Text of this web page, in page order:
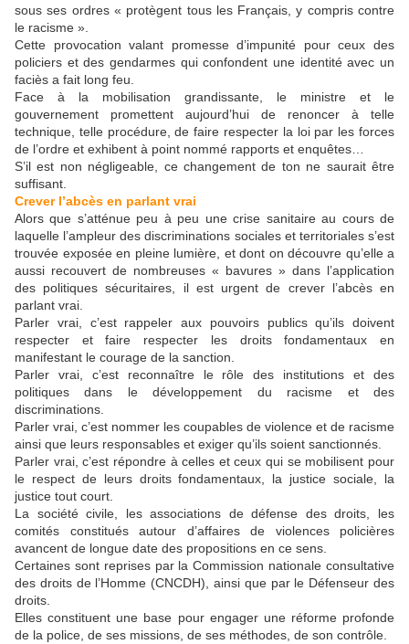
sous ses ordres « protègent tous les Français, y compris contre
le racisme ».
Cette provocation valant promesse d’impunité pour ceux des
policiers et des gendarmes qui confondent une identité avec un
faciès a fait long feu.
Face à la mobilisation grandissante, le ministre et le
gouvernement promettent aujourd’hui de renoncer à telle
technique, telle procédure, de faire respecter la loi par les forces
de l’ordre et exhibent à point nommé rapports et enquêtes…
S’il est non négligeable, ce changement de ton ne saurait être
suffisant.
Crever l’abcès en parlant vrai
Alors que s’atténue peu à peu une crise sanitaire au cours de
laquelle l’ampleur des discriminations sociales et territoriales s’est
trouvée exposée en pleine lumière, et dont on découvre qu’elle a
aussi recouvert de nombreuses « bavures » dans l’application
des politiques sécuritaires, il est urgent de crever l’abcès en
parlant vrai.
Parler vrai, c’est rappeler aux pouvoirs publics qu’ils doivent
respecter et faire respecter les droits fondamentaux en
manifestant le courage de la sanction.
Parler vrai, c’est reconnaître le rôle des institutions et des
politiques dans le développement du racisme et des
discriminations.
Parler vrai, c’est nommer les coupables de violence et de racisme
ainsi que leurs responsables et exiger qu’ils soient sanctionnés.
Parler vrai, c’est répondre à celles et ceux qui se mobilisent pour
le respect de leurs droits fondamentaux, la justice sociale, la
justice tout court.
La société civile, les associations de défense des droits, les
comités constitués autour d’affaires de violences policières
avancent de longue date des propositions en ce sens.
Certaines sont reprises par la Commission nationale consultative
des droits de l’Homme (CNCDH), ainsi que par le Défenseur des
droits.
Elles constituent une base pour engager une réforme profonde
de la police, de ses missions, de ses méthodes, de son contrôle.